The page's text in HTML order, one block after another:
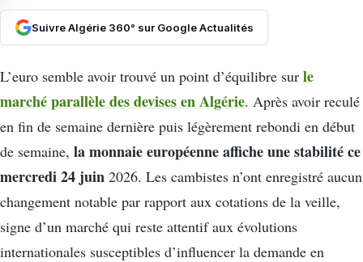
Suivre Algérie 360° sur Google Actualités
L’euro semble avoir trouvé un point d’équilibre sur le
marché parallèle des devises en Algérie. Après avoir reculé
en fin de semaine dernière puis légèrement rebondi en début
de semaine, la monnaie européenne affiche une stabilité ce
mercredi 24 juin 2026. Les cambistes n’ont enregistré aucun
changement notable par rapport aux cotations de la veille,
signe d’un marché qui reste attentif aux évolutions
internationales susceptibles d’influencer la demande en